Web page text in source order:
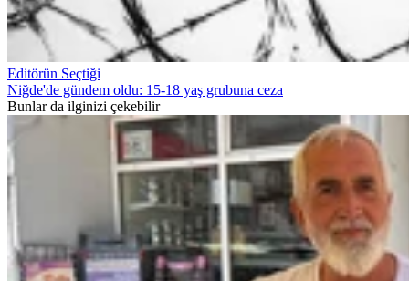
Editörün Seçtiği
Niğde'de gündem oldu: 15-18 yaş grubuna ceza
Bunlar da ilginizi çekebilir